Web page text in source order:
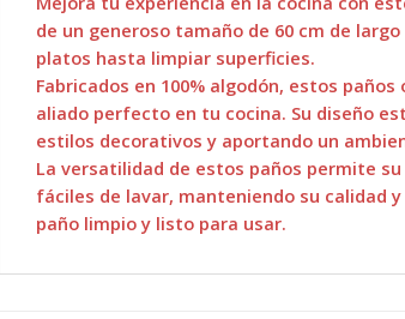
de un generoso tamaño de 60 cm de
platos hasta limpiar superficies.
Fabricados en 100% algodón, estos
aliado perfecto en tu cocina. Su diseño
estilos decorativos y aportando un
La versatilidad de estos paños permite
fáciles de lavar, manteniendo su calidad
paño limpio y listo para usar.